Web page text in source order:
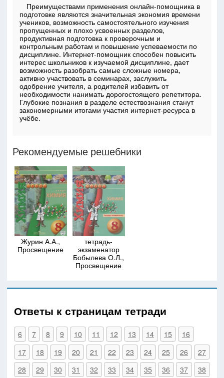
Преимуществами применения онлайн-помощника в
подготовке являются значительная экономия времени
учеников, возможность самостоятельного изучения
пропущенных и плохо усвоенных разделов,
продуктивная подготовка к проверочным и
контрольным работам и повышение успеваемости по
дисциплине. Интернет-помощник способен повысить
интерес школьников к изучаемой дисциплине, дает
возможность разобрать самые сложные номера,
активно участвовать в семинарах, заслужить
одобрение учителя, а родителей избавить от
необходимости нанимать дорогостоящего репетитора.
Глубокие познания в разделе естествознания станут
закономерными итогами участия интернет-ресурса в
учёбе.
Рекомендуемые решебники
Журин А.А.,
Просвещение
тетрадь-
экзаменатор
Бобылева О.Л.,
Просвещение
Ответы к страницам тетради
6 7 8 9 10 11 12 13 14 15
16
17
18 19 20 21 22 23 24 25 26
27
28
29 30 31 32 33 34 35 36 37 38